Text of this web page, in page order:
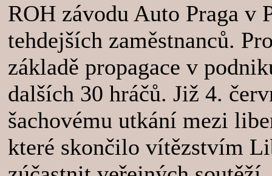
ROH závodu Auto Praga v
tehdejších zaměstnanců.
základě propagace v
dalších 30 hráčů. Již 4.
šachovému utkání mezi
které skončilo vítězstvím